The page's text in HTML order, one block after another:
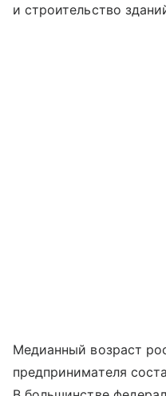
и строительство
Медианный возраст
предпринимателя